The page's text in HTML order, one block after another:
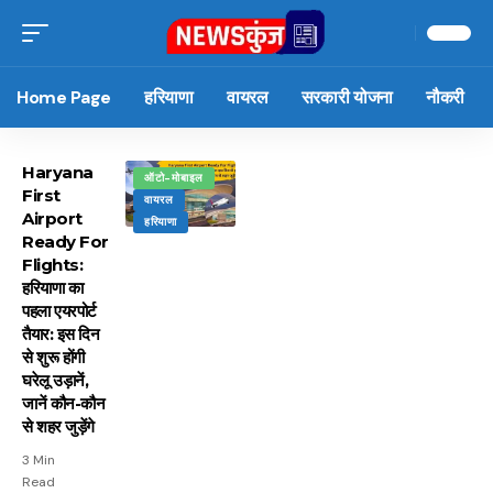
Home Page हरियाणा वायरल सरकारी योजना नौकरी
ऑटो-मोबाइल
वायरल
हरियाणा
Haryana
First
Airport
Ready For
Flights:
हरियाणा का
पहला एयरपोर्ट
तैयार: इस दिन
से शुरू होंगी
घरेलू उड़ानें,
जानें कौन-कौन
से शहर जुड़ेंगे
3 Min
Read